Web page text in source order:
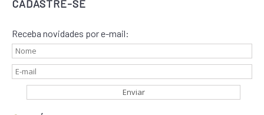
CADASTRE-SE
Receba novidades por e-mail: